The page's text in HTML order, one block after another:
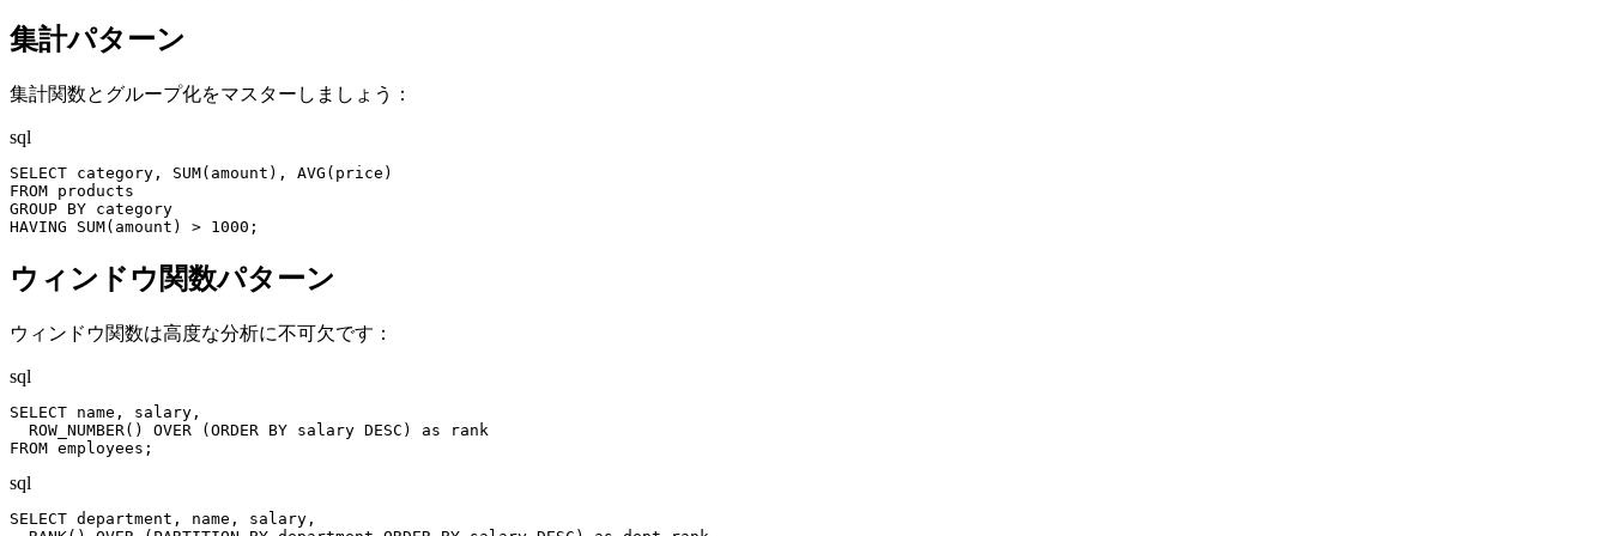
集計パターン
集計関数とグループ化をマスターしましょう：
sql
SELECT category, SUM(amount), AVG(price)
FROM products
GROUP BY category
HAVING SUM(amount) > 1000;
ウィンドウ関数パターン
ウィンドウ関数は高度な分析に不可欠です：
sql
SELECT name, salary,
  ROW_NUMBER() OVER (ORDER BY salary DESC) as rank
FROM employees;
sql
SELECT department, name, salary,